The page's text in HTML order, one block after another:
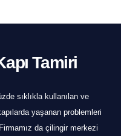
Tamiri
sıklıkla kullanılan ve
yaşanan problemleri
da çilingir merkezi